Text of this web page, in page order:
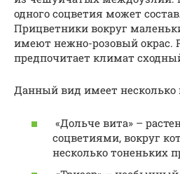
одного соцветия может
Прицветники вокруг
имеют нежно-розовый окрас.
предпочитает климат
Данный вид имеет несколько
«Дольче вита» –
соцветиями, вокруг
несколько тоненьких